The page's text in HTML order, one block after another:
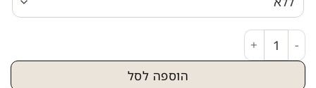
כמות של 2033 - ציור צבעוני של חסיד מנגן בכינור על קנבס או זכוכית
הוספה לסל